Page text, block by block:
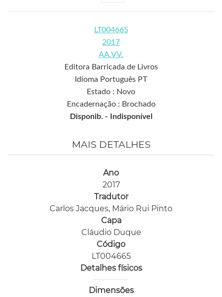
LT004665
2017
AA.VV.
Editora Barricada de Livros
Idioma Português PT
Estado : Novo
Encadernação : Brochado
Disponib. -
Indisponível
MAIS DETALHES
Ano
2017
Tradutor
Carlos Jacques, Mário Rui Pinto
Capa
Cláudio Duque
Código
LT004665
Detalhes físicos
Dimensões